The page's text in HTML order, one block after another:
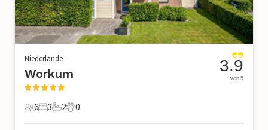
Niederlande
Workum
6 Gäste
6
3 Schlafzimmer
3
2 Badezimmer
2
0 Haustiere
0
3.9
von 5